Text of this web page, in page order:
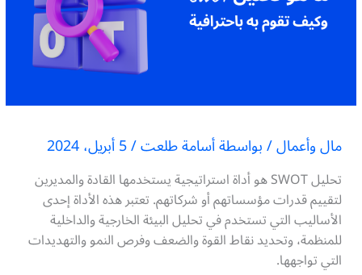
مال وأعمال/ بواسطةأسامة طلعت/5 أبريل، 2024
تحليل SWOT هو أداة استراتيجية يستخدمها القادة والمديرين
لتقييم قدرات مؤسساتهم أو شركاتهم. تعتبر هذه الأداة إحدى
الأساليب التي تستخدم في تحليل البيئة الخارجية والداخلية
للمنظمة، وتحديد نقاط القوة والضعف وفرص النمو والتهديدات
التي تواجهها.